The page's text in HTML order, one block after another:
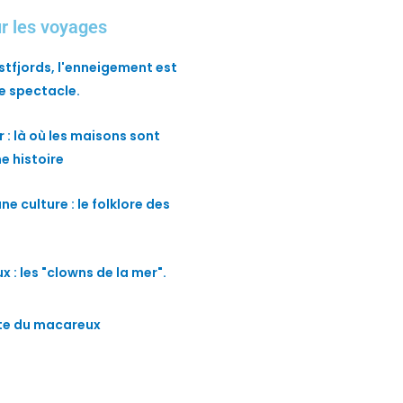
les voyages
l'enneigement est
spectacle.
: là où les maisons sont
histoire
culture : le folklore des
: les "clowns de la mer".
du macareux